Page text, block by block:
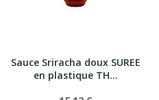
Sauce Sriracha doux SUREE
en plastique TH...